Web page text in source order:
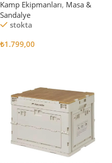
Kamp Ekipmanları, Masa &
Sandalye
stokta
₺1.799,00